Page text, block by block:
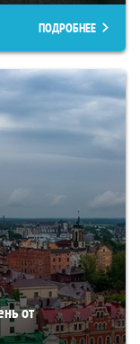
ПОДРОБНЕЕ
от